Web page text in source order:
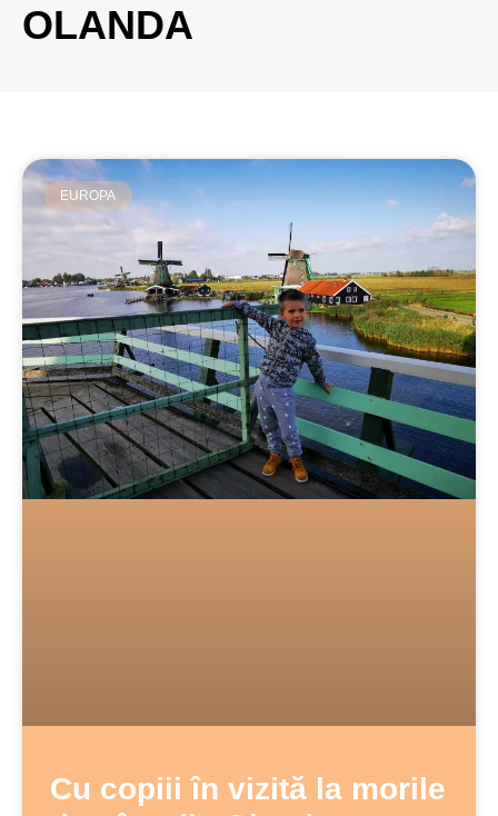
OLANDA
EUROPA
Cu copiii în vizită la morile